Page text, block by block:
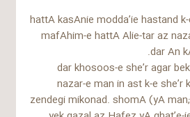
3. hattA kasAnie modda’ie hastand
mafAhim-e hattA Alie-tar az
dar An
4. dar khosoos-e she’r agar
nazar-e man in ast k-e she’r
zendegi mikonad. shomA (yA